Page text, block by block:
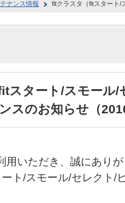
テナンス情報 fitクラスタ（fitスタート/
スタート/スモール/
スのお知らせ（
用いただき、誠にあり
ト/スモール/セレクト/